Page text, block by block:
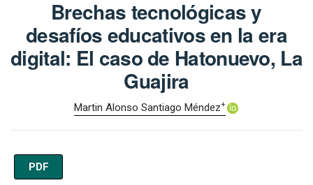
Brechas tecnológicas y
desafíos educativos en la era
digital: El caso de Hatonuevo, La
Guajira
Martin Alonso Santiago Méndez+
PDF